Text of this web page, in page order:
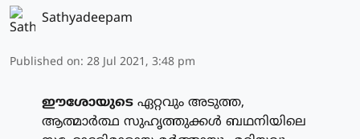
Sathyadeepam
Published on: 28 Jul 2021, 3:48 pm
ഈശോയുടെ ഏറ്റവും അടുത്ത,
ആത്മാര്‍ത്ഥ സുഹൃത്തുക്കള്‍ ബഥനിയിലെ